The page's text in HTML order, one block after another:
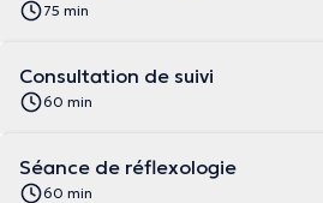
75 min
Consultation de suivi
60 min
Séance de réflexologie
60 min